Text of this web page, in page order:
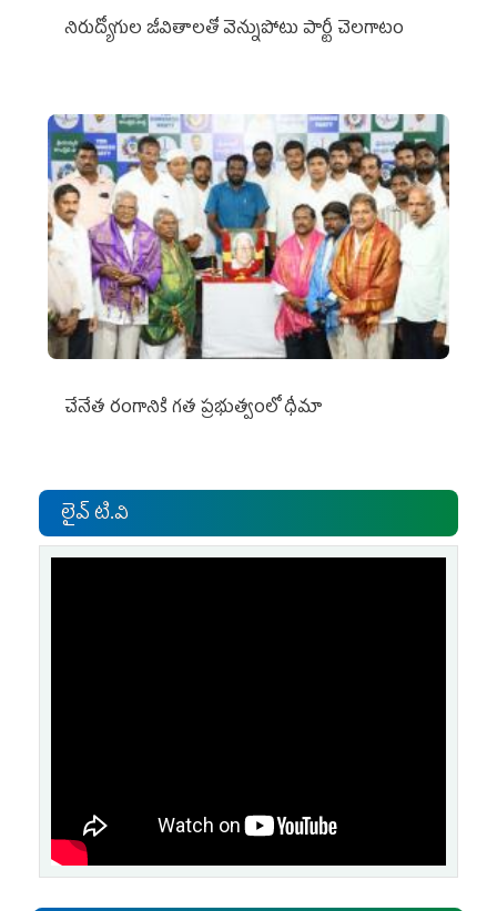
నిరుద్యోగుల జీవితాలతో వెన్నుపోటు పార్టీ చెలగాటం
చేనేత రంగానికి గత ప్రభుత్వంలో ధీమా
లైవ్ టి.వి